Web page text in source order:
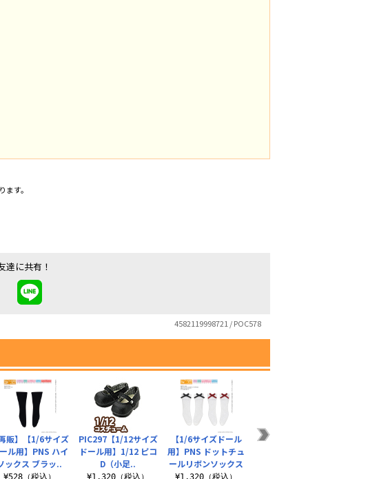
す。
達に共有！
4582119998721 / POC578
再販】【1/6サイズ
ル用】PNS ハイ
ックス ブラッ..
¥528（税込）
PIC297【1/12サイズ
ドール用】1/12 ピコ
D（小足..
¥1,320（税込）
【1/6サイズドール
用】PNS ドットチュ
ールリボンソックス
¥1,320（税込）
【1/6サイズドール